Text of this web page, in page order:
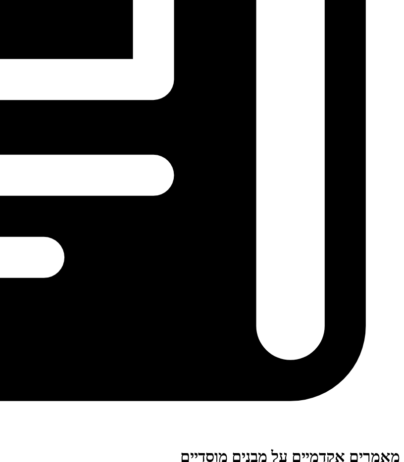
מאמרים אקדמיים על מבנים מוסדיים